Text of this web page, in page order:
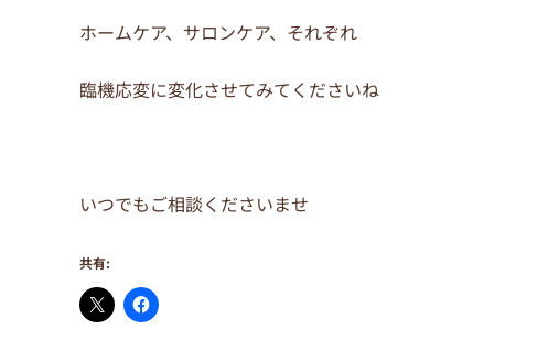
ホームケア、サロンケア、それぞれ
臨機応変に変化させてみてくださいね
いつでもご相談くださいませ
共有: